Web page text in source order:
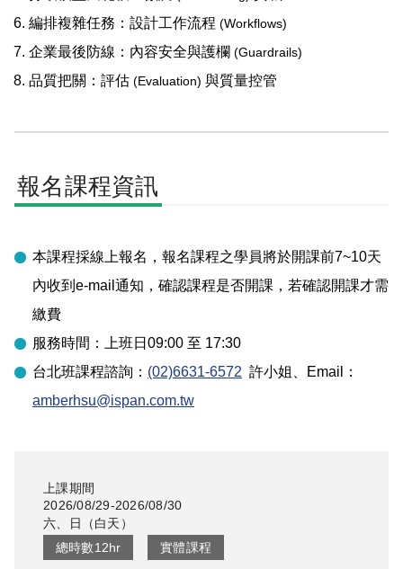
編排複雜任務：設計工作流程 (Workflows)
企業最後防線：內容安全與護欄 (Guardrails)
品質把關：評估 (Evaluation) 與質量控管
報名課程資訊
本課程採線上報名，報名課程之學員將於開課前7~10天
內收到e-mail通知，確認課程是否開課，若確認開課才需
繳費
服務時間：上班日09:00 至 17:30
台北班課程諮詢： (02)6631-6572 許小姐
、Email：
amberhsu@ispan.com.tw
上課期間
2026/08/29-2026/08/30
六、日
（白天 ）
總時數12hr 實體課程